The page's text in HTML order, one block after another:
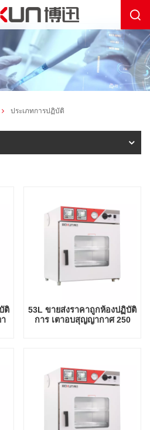
ประเภทการปฏิบัติ
ติ
53L ขายส่งราคาถูกห้องปฏิบัติ
การ เตาอบสุญญากาศ 250